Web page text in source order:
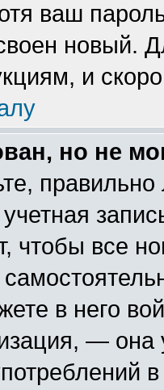
ваш
новый.
и
но не
чтобы все
в него
—